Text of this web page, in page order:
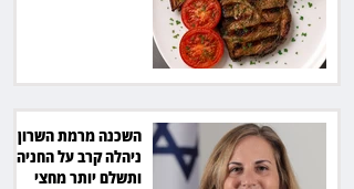
השכנה מרמת השרון
ניהלה קרב על החניה -
ותשלם יותר מחצי